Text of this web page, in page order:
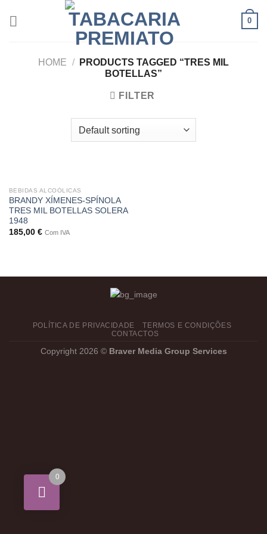
0
HOME /
PRODUCTS TAGGED “TRES MIL
BOTELLAS”
FILTER
OUT OF STOCK
BEBIDAS ALCOÓLICAS
BRANDY XÍMENES-SPÍNOLA
TRES MIL BOTELLAS SOLERA
1948
185,00 € Com IVA
POLÍTICA DE PRIVACIDADE
TERMOS E CONDIÇÕES
CONTACTOS
Copyright 2026 © Braver Media Group Services
0